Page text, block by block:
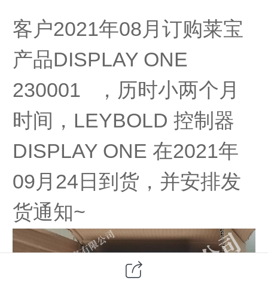
客户2021年08月订购莱宝
产品DISPLAY ONE
230001 ，历时小两个月
时间，LEYBOLD 控制器
DISPLAY ONE 在2021年
09月24日到货，并安排发
货通知~